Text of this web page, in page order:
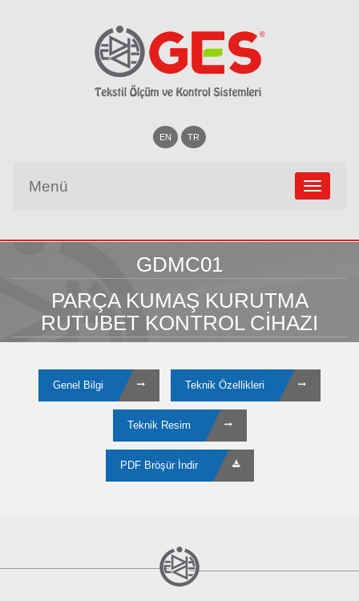
EN TR
Menü
GDMC01
PARÇA KUMAŞ KURUTMA
RUTUBET KONTROL CİHAZI
Genel Bilgi Teknik Özellikleri
Teknik Resim
PDF Bröşür İndir